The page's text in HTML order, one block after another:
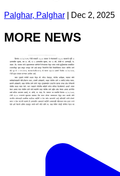
Palghar, Palghar Dec 2, 2025
MORE NEWS